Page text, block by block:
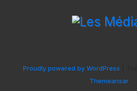
Proudly powered by WordPress
Themeansar.